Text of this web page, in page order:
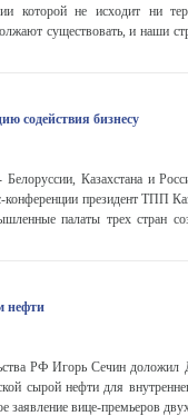
которой не исходит ни
существовать, и наши
содействия бизнесу
Казахстана и
президент ТПП
палаты трех стран
нефти
РФ Игорь Сечин
сырой нефти для
вице-премьеров